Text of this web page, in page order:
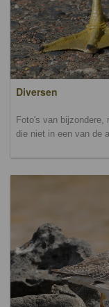
Diversen
Foto's van bijzondere,
die niet in een van de